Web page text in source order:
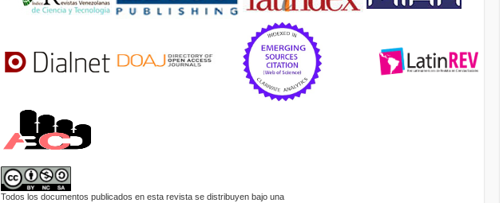
Todos los documentos publicados en esta revista se distribuyen bajo una